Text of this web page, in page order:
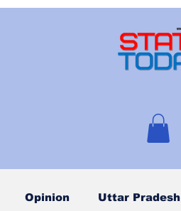
Opinion Uttar Pradesh